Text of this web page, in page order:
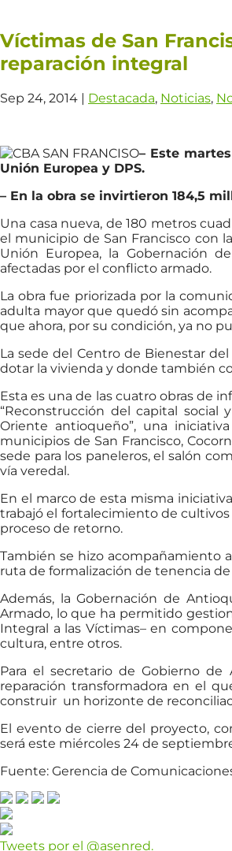
Víctimas de San
reparación integral
Sep 24, 2014 | Destacada, Noticias,
– Este
Unión Europea y DPS.
– En la obra se invirtieron 184,5
Una casa nueva, de 180 metros
el municipio de San Francisco con
Unión Europea, la Gobernación
afectadas por el conflicto armado.
La obra fue priorizada por la
adulta mayor que quedó sin
que ahora, por su condición, ya no
La sede del Centro de Bienestar
dotar la vivienda y donde también
Esta es una de las cuatro obras de
“Reconstrucción del capital
Oriente antioqueño”, una
municipios de San Francisco,
sede para los paneleros, el salón
vía veredal.
En el marco de esta misma
trabajó el fortalecimiento de cultivos
proceso de retorno.
También se hizo acompañamiento
ruta de formalización de tenencia
Además, la Gobernación de
Armado, lo que ha permitido
Integral a las Víctimas– en
cultura, entre otros.
Para el secretario de Gobierno
reparación transformadora en el
construir un horizonte de
El evento de cierre del proyecto,
será este miércoles 24 de
Fuente: Gerencia de
Tweets por el @asenred.